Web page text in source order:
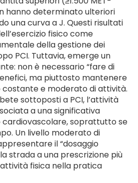
hanno determinato ulteriori
una curva a J. Questi risultati
fisico come
della gestione dei
PCI. Tuttavia, emerge un
non è necessario “fare di
ma piuttosto mantenere
costante e moderato di attività.
sottoposti a PCI, l’attività
a una significativa
cardiovascolare, soprattutto se
Un livello moderato di
il “dosaggio
strada a una prescrizione più
fisica nella pratica